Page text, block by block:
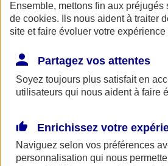
un devis
dirigeants. Avec le contrat de Prévoyance
mesure, vous garantissez votre tranquillité
votre activité et mettez à l’abri vos
financières, en cas d'incapacité de
Ensemble, mettons fin aux
de cookies. Ils nous aident à traiter
site et faire évoluer votre
Partagez vos attentes
Soyez toujours plus satisfait en
utilisateurs qui nous aident à faire
Enrichissez votre
Naviguez selon vos préférences
personnalisation qui nous